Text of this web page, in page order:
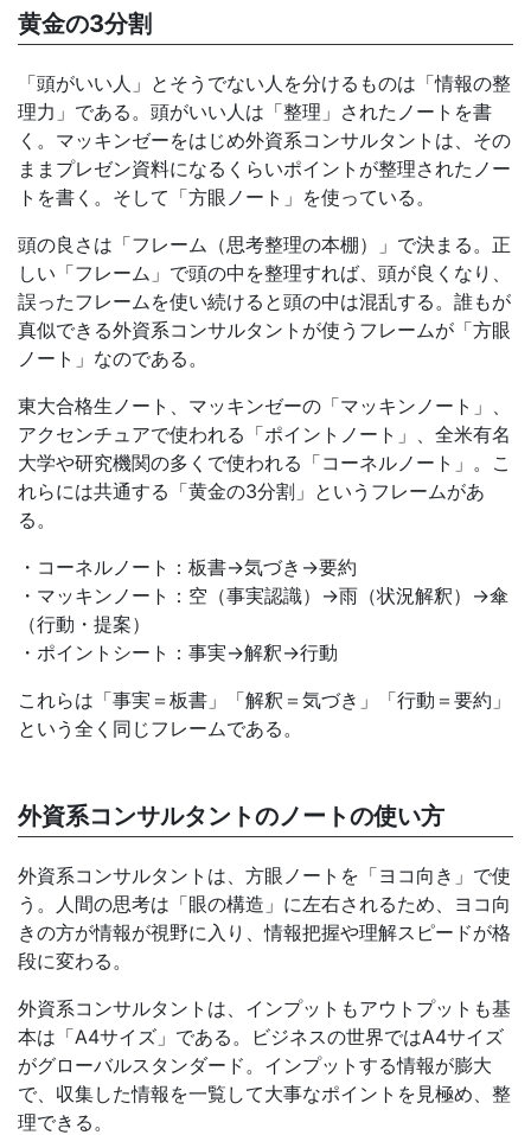
黄金の3分割
「頭がいい人」とそうでない人を分けるものは「情報の整
理力」である。頭がいい人は「整理」されたノートを書
く。マッキンゼーをはじめ外資系コンサルタントは、その
ままプレゼン資料になるくらいポイントが整理されたノー
トを書く。そして「方眼ノート」を使っている。
頭の良さは「フレーム（思考整理の本棚）」で決まる。正
しい「フレーム」で頭の中を整理すれば、頭が良くなり、
誤ったフレームを使い続けると頭の中は混乱する。誰もが
真似できる外資系コンサルタントが使うフレームが「方眼
ノート」なのである。
東大合格生ノート、マッキンゼーの「マッキンノート」、
アクセンチュアで使われる「ポイントノート」、全米有名
大学や研究機関の多くで使われる「コーネルノート」。こ
れらには共通する「黄金の3分割」というフレームがあ
る。
・コーネルノート：板書→気づき→要約
・マッキンノート：空（事実認識）→雨（状況解釈）→傘
（行動・提案）
・ポイントシート：事実→解釈→行動
これらは「事実＝板書」「解釈＝気づき」「行動＝要約」
という全く同じフレームである。
外資系コンサルタントのノートの使い方
外資系コンサルタントは、方眼ノートを「ヨコ向き」で使
う。人間の思考は「眼の構造」に左右されるため、ヨコ向
きの方が情報が視野に入り、情報把握や理解スピードが格
段に変わる。
外資系コンサルタントは、インプットもアウトプットも基
本は「A4サイズ」である。ビジネスの世界ではA4サイズ
がグローバルスタンダード。インプットする情報が膨大
で、収集した情報を一覧して大事なポイントを見極め、整
理できる。